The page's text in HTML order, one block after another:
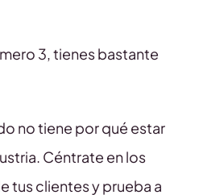
3, tienes bastante
no tiene por qué estar
Céntrate en los
tus clientes y prueba a